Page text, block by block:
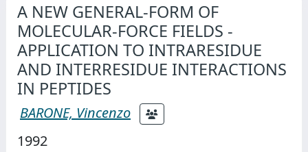
A NEW GENERAL-FORM OF
MOLECULAR-FORCE FIELDS -
APPLICATION TO INTRARESIDUE
AND INTERRESIDUE INTERACTIONS
IN PEPTIDES
BARONE, Vincenzo
1992